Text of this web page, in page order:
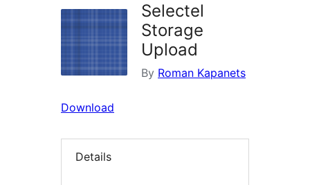
Selectel
Storage
Upload
By Roman Kapanets
Download
Details